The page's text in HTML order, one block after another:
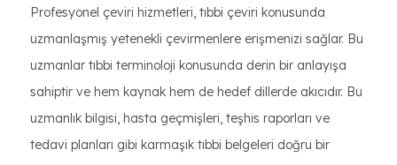
Profesyonel çeviri hizmetleri, tıbbi çeviri konusunda
uzmanlaşmış yetenekli çevirmenlere erişmenizi sağlar. Bu
uzmanlar tıbbi terminoloji konusunda derin bir anlayışa
sahiptir ve hem kaynak hem de hedef dillerde akıcıdır. Bu
uzmanlık bilgisi, hasta geçmişleri, teşhis raporları ve
tedavi planları gibi karmaşık tıbbi belgeleri doğru bir